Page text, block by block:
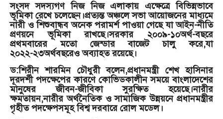
সংসদ সদস্যগণ নিজ নিজ এলাকায় এক্ষেত্রে বিভিন্নভাবে
ভূমিকা রেখে চলেছেন।প্রত্যন্ত অঞ্চলে সভা আয়োজনের মাধ্যমে
নারী ও শিশুবান্ধব অনেক পরামর্শ পাওয়া গেছে যা আইন-নীতি
প্রণয়নে ভূমিকা রাখছে।সরকার ২০০৯-১০অর্থ-বছরে
প্রথমবারের মতো জেন্ডার বাজেট চালু করে,যা
২০২২-২৩অর্থবছরেও অব্যাহত রয়েছে।
ড:শিরীন শারমিন চৌধুরী বলেন,প্রধানমন্ত্রী শেখ হাসিনার
দূরদর্শী পদক্ষেপের কারণে কোভিডকালীন সময়ে বাংলাদেশের
মানুষের জীবন-জীবিকা সুরক্ষিত হয়েছে।নারীর
ক্ষমতায়ন,নারীর অর্থনৈতিক ও সামাজিক উন্নয়নে প্রধানমন্ত্রীর
গৃহীত পদক্ষেপসমূহ বিশ্ব দরবারে রোল মডেল।